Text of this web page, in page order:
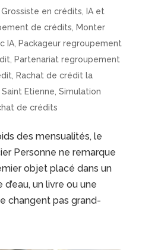
,Grossiste en crédits
IA et
de crédits
Monter
IA Packageur regroupement
Partenariat regroupement
Rachat de crédit la
Etienne ,Simulation
de crédits
des mensualités, le
Personne ne remarque
objet placé dans un
un livre ou une
changent pas grand-